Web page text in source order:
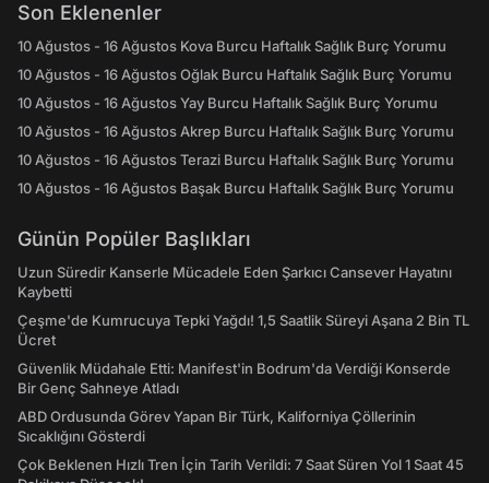
Son Eklenenler
10 Ağustos - 16 Ağustos Kova Burcu Haftalık Sağlık Burç Yorumu
10 Ağustos - 16 Ağustos Oğlak Burcu Haftalık Sağlık Burç Yorumu
10 Ağustos - 16 Ağustos Yay Burcu Haftalık Sağlık Burç Yorumu
10 Ağustos - 16 Ağustos Akrep Burcu Haftalık Sağlık Burç Yorumu
10 Ağustos - 16 Ağustos Terazi Burcu Haftalık Sağlık Burç Yorumu
10 Ağustos - 16 Ağustos Başak Burcu Haftalık Sağlık Burç Yorumu
Günün Popüler Başlıkları
Uzun Süredir Kanserle Mücadele Eden Şarkıcı Cansever Hayatını
Kaybetti
Çeşme'de Kumrucuya Tepki Yağdı! 1,5 Saatlik Süreyi Aşana 2 Bin TL
Ücret
Güvenlik Müdahale Etti: Manifest'in Bodrum'da Verdiği Konserde
Bir Genç Sahneye Atladı
ABD Ordusunda Görev Yapan Bir Türk, Kaliforniya Çöllerinin
Sıcaklığını Gösterdi
Çok Beklenen Hızlı Tren İçin Tarih Verildi: 7 Saat Süren Yol 1 Saat 45